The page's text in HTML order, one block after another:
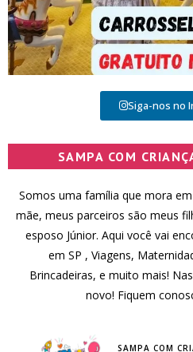
Siga-nos no
SAMPA COM
Somos uma família que mora
mãe, meus parceiros são meus
esposo Júnior. Aqui você vai
em SP , Viagens,
Brincadeiras, e muito mais!
novo! Fiquem
SAMPA COM